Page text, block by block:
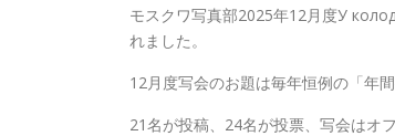
モスクワ写真部2025年12月度У
れました。
12月度写会のお題は毎年恒例の「年間
21名が投稿、24名が投票、写会はオ